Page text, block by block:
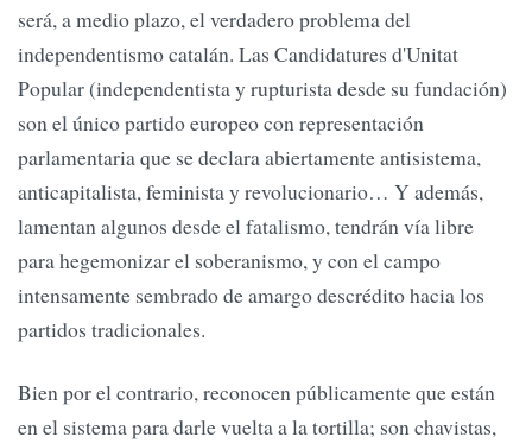
será, a medio plazo, el verdadero problema del
independentismo catalán. Las Candidatures d'Unitat
Popular (independentista y rupturista desde su fundación)
son el único partido europeo con representación
parlamentaria que se declara abiertamente antisistema,
anticapitalista, feminista y revolucionario… Y además,
lamentan algunos desde el fatalismo, tendrán vía libre
para hegemonizar el soberanismo, y con el campo
intensamente sembrado de amargo descrédito hacia los
partidos tradicionales.
Bien por el contrario, reconocen públicamente que están
en el sistema para darle vuelta a la tortilla; son chavistas,